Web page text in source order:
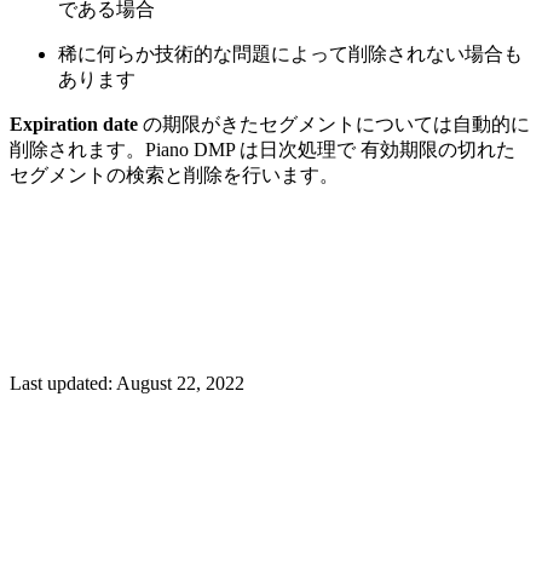
である場合
稀に何らか技術的な問題によって削除されない場合も
あります
Expiration date の期限がきたセグメントについては自動的に
削除されます。Piano DMP は日次処理で 有効期限の切れた
セグメントの検索と削除を行います。
Last updated: August 22, 2022